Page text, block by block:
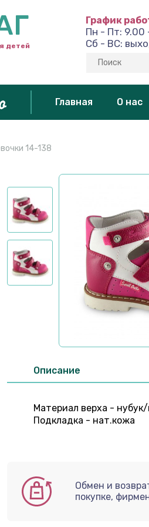
детей
График
Пн - Пт: 9.00
Сб - ВС:
Главная О нас
14-138
Описание
Материал верха -
Подкладка - нат.кожа
Обмен и
покупке,